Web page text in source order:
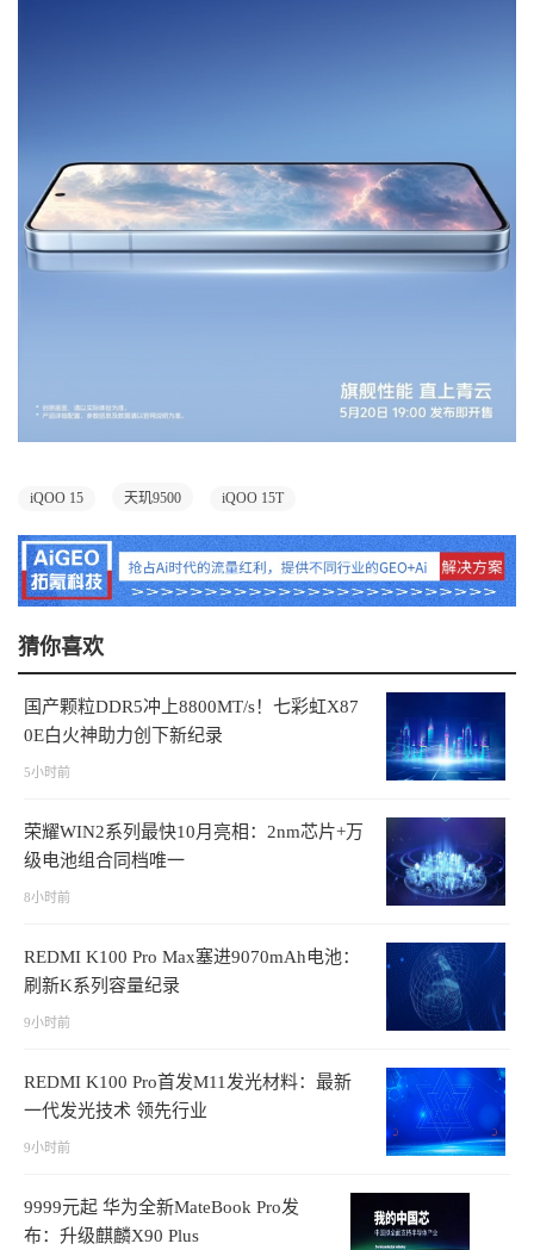
iQOO 15 天玑9500 iQOO 15T
猜你喜欢
国产颗粒DDR5冲上8800MT/s！七彩虹X87
0E白火神助力创下新纪录
5小时前
荣耀WIN2系列最快10月亮相：2nm芯片+万
级电池组合同档唯一
8小时前
REDMI K100 Pro Max塞进9070mAh电池：
刷新K系列容量纪录
9小时前
REDMI K100 Pro首发M11发光材料：最新
一代发光技术 领先行业
9小时前
9999元起 华为全新MateBook Pro发
布：升级麒麟X90 Plus